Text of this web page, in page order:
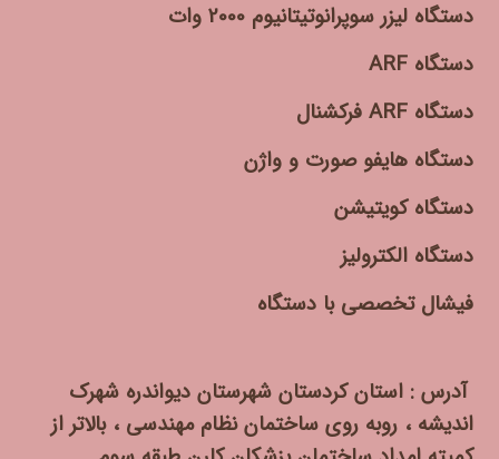
دستگاه لیزر سوپرانوتیتانیوم 2000 وات
دستگاه ARF
دستگاه ARF فرکشنال
دستگاه هایفو صورت و واژن
دستگاه کویتیشن
دستگاه الکترولیز
فیشال تخصصی با دستگاه
آدرس : استان کردستان شهرستان دیواندره شهرک
اندیشه ، روبه روی ساختمان نظام مهندسی ، بالاتر از